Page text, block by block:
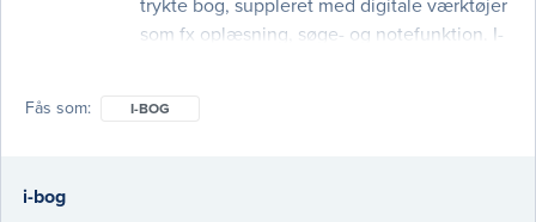
trykte bog, suppleret med digitale værktøjer
som fx oplæsning, søge- og notefunktion. I-
internetadgang. Metoder i idrætsforskning
Fås som I-BOG
i-bog